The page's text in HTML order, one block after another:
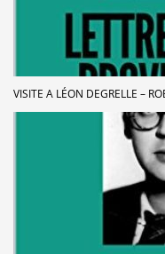
VISITE A LÉON DEGRELLE –